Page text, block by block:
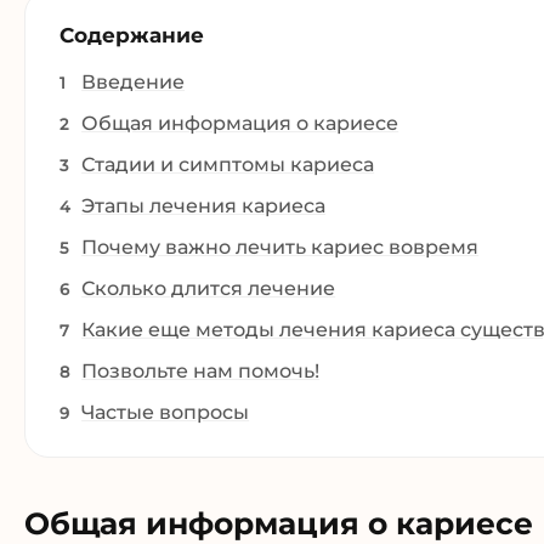
Содержание
Введение
Общая информация о кариесе
Стадии и симптомы кариеса
Этапы лечения кариеса
Почему важно лечить кариес вовремя
Сколько длится лечение
Какие еще методы лечения кариеса
Позвольте нам помочь!
Частые вопросы
Общая информация о кариесе